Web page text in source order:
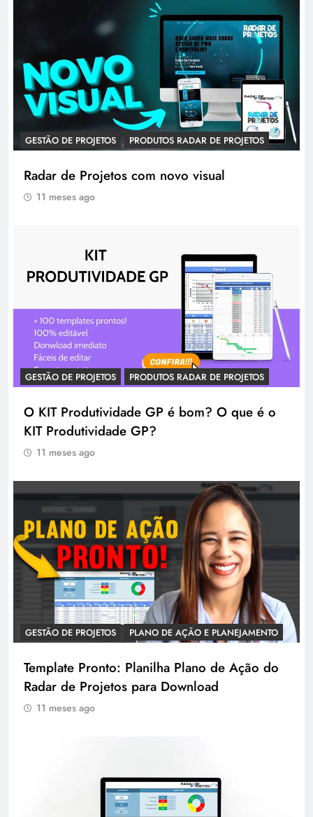
GESTÃO DE PROJETOS PRODUTOS RADAR DE PROJETOS
Radar de Projetos com novo visual
11 meses ago
GESTÃO DE PROJETOS PRODUTOS RADAR DE PROJETOS
O KIT Produtividade GP é bom? O que é o
KIT Produtividade GP?
11 meses ago
GESTÃO DE PROJETOS PLANO DE AÇÃO E PLANEJAMENTO
Template Pronto: Planilha Plano de Ação do
Radar de Projetos para Download
11 meses ago